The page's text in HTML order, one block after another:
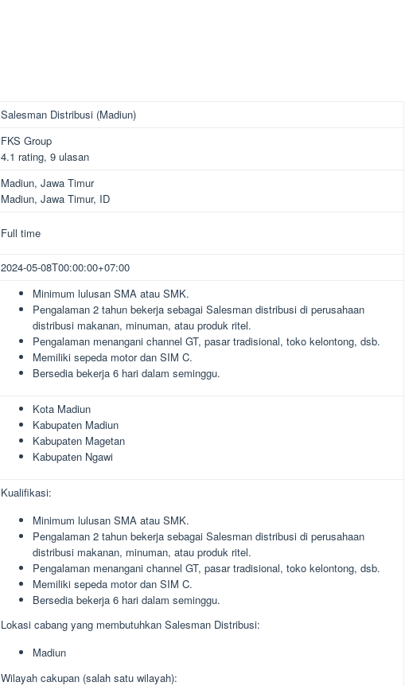
Salesman Distribusi (Madiun)
FKS Group
4.1 rating, 9 ulasan
Madiun, Jawa Timur
Madiun, Jawa Timur, ID
Full time
2024-05-08T00:00:00+07:00
Minimum lulusan SMA atau SMK.
Pengalaman 2 tahun bekerja sebagai Salesman distribusi di perusahaan
distribusi makanan, minuman, atau produk ritel.
Pengalaman menangani channel GT, pasar tradisional, toko kelontong, dsb.
Memiliki sepeda motor dan SIM C.
Bersedia bekerja 6 hari dalam seminggu.
Kota Madiun
Kabupaten Madiun
Kabupaten Magetan
Kabupaten Ngawi
Kualifikasi:
Minimum lulusan SMA atau SMK.
Pengalaman 2 tahun bekerja sebagai Salesman distribusi di perusahaan
distribusi makanan, minuman, atau produk ritel.
Pengalaman menangani channel GT, pasar tradisional, toko kelontong, dsb.
Memiliki sepeda motor dan SIM C.
Bersedia bekerja 6 hari dalam seminggu.
Lokasi cabang yang membutuhkan Salesman Distribusi:
Madiun
Wilayah cakupan (salah satu wilayah):